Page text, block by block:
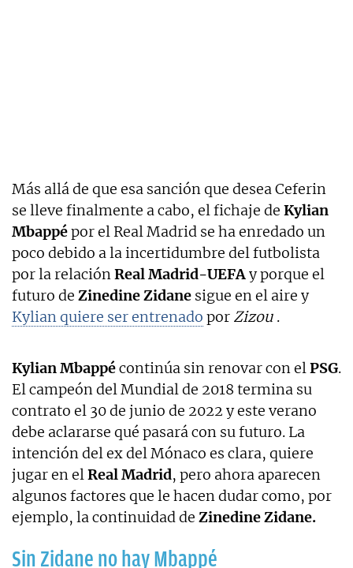
Más allá de que esa sanción que desea Ceferin
se lleve finalmente a cabo, el fichaje de Kylian
Mbappépor el Real Madrid se ha enredado un
poco debido a la incertidumbre del futbolista
por la relaciónReal Madrid-UEFAy porque el
futuro de Zinedine Zidane sigue en el aire y
Kylian quiere ser entrenado por Zizou .
Kylian Mbappécontinúa sin renovar con elPSG.
El campeón del Mundial de 2018 termina su
contrato el 30 de junio de 2022 y este verano
debe aclararse qué pasará con su futuro. La
intención del ex del Mónaco es clara, quiere
jugar en elReal Madrid, pero ahora aparecen
algunos factores que le hacen dudar como, por
ejemplo, la continuidad de Zinedine Zidane.
Sin Zidane no hay Mbappé